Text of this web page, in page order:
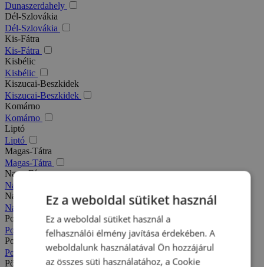
Dunaszerdahely
Dél-Szlovákia
Dél-Szlovákia
Kis-Fátra
Kis-Fátra
Kisbélic
Kisbélic
Kiszucai-Beszkidek
Kiszucai-Beszkidek
Komárno
Komárno
Liptó
Liptó
Magas-Tátra
Magas-Tátra
Nagy-Fátra
Nagy-Fátra
Nagymegyer
Nagymegyer
Podhajska
Podhajska
Pozsony
Pozsony
Pöstyén
Ez a weboldal sütiket használ
Ez a weboldal sütiket használ a
felhasználói élmény javítása érdekében. A
weboldalunk használatával Ön hozzájárul
az összes süti használatához, a Cookie